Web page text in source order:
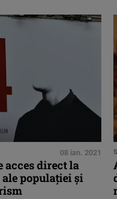
08 ian. 2021
acces direct la
populației și